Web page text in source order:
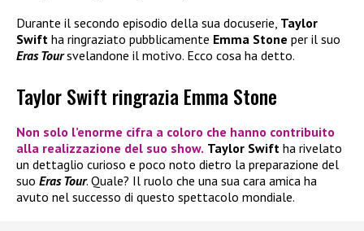
Durante il secondo episodio della sua docuserie, Taylor
Swift ha ringraziato pubblicamente Emma Stone per il suo
Eras Toursvelandone il motivo. Ecco cosa ha detto.
Taylor Swift ringrazia Emma Stone
Non solo l’enorme cifra a coloro che hanno contribuito
alla realizzazione del suo show. Taylor Swift ha rivelato
un dettaglio curioso e poco noto dietro la preparazione del
suo Eras Tour. Quale? Il ruolo che una sua cara amica ha
avuto nel successo di questo spettacolo mondiale.